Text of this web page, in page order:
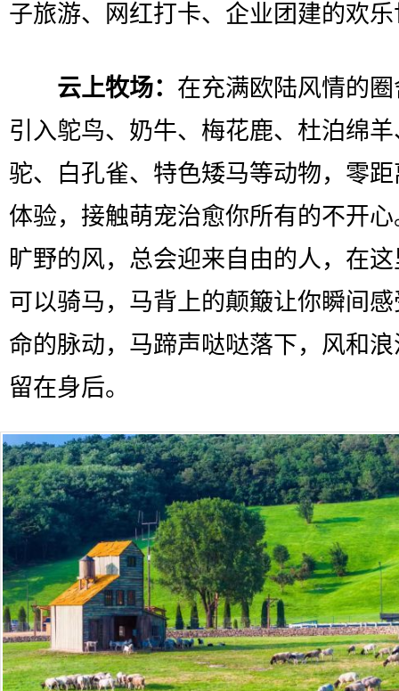
子旅游、网红打卡、企业团建的欢
云上牧场： 在充满欧陆风情的
引入鸵鸟、奶牛、梅花鹿、杜泊绵
驼、白孔雀、特色矮马等动物，零
体验，接触萌宠治愈你所有的不开
旷野的风，总会迎来自由的人，在
可以骑马，马背上的颠簸让你瞬间
命的脉动，马蹄声哒哒落下，风和
留在身后。